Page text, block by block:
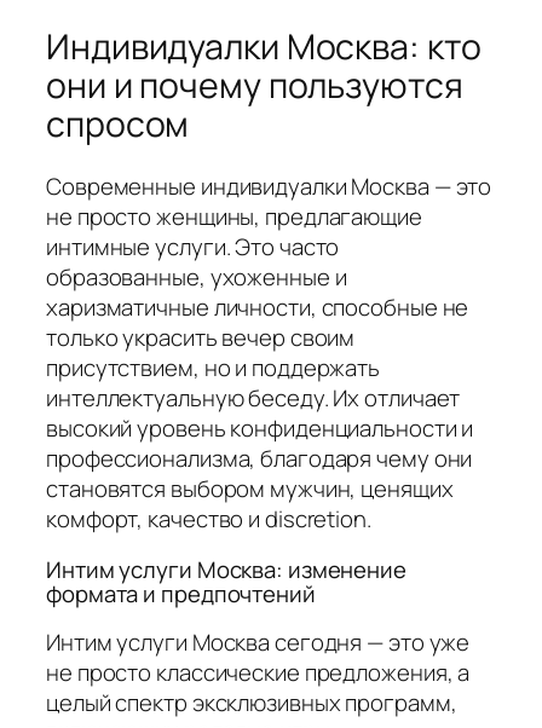
Индивидуалки Москва: кто
они и почему пользуются
спросом
Современные индивидуалки Москва — это
не просто женщины, предлагающие
интимные услуги. Это часто
образованные, ухоженные и
харизматичные личности, способные не
только украсить вечер своим
присутствием, но и поддержать
интеллектуальную беседу. Их отличает
высокий уровень конфиденциальности и
профессионализма, благодаря чему они
становятся выбором мужчин, ценящих
комфорт, качество и discretion.
Интим услуги Москва: изменение
формата и предпочтений
Интим услуги Москва сегодня — это уже
не просто классические предложения, а
целый спектр эксклюзивных программ,